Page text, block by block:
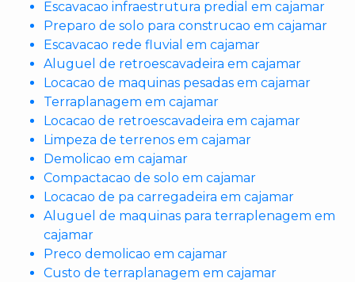
Escavacao infraestrutura predial em cajamar
Preparo de solo para construcao em cajamar
Escavacao rede fluvial em cajamar
Aluguel de retroescavadeira em cajamar
Locacao de maquinas pesadas em cajamar
Terraplanagem em cajamar
Locacao de retroescavadeira em cajamar
Limpeza de terrenos em cajamar
Demolicao em cajamar
Compactacao de solo em cajamar
Locacao de pa carregadeira em cajamar
Aluguel de maquinas para terraplenagem em
cajamar
Preco demolicao em cajamar
Custo de terraplanagem em cajamar